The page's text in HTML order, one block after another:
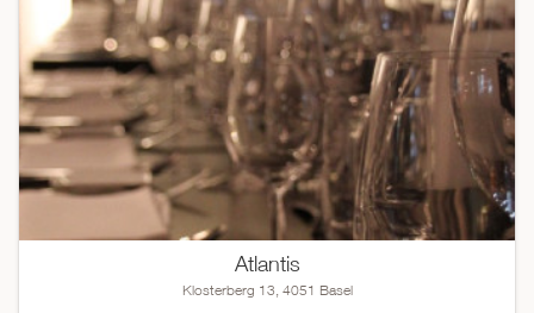
Atlantis
Klosterberg 13, 4051 Basel